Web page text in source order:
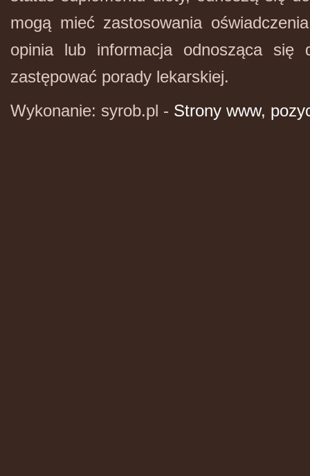
mogą mieć zastosowania
opinia lub informacja odnosząca się
zastępować porady lekarskiej.
Wykonanie: syrob.pl - Strony www,